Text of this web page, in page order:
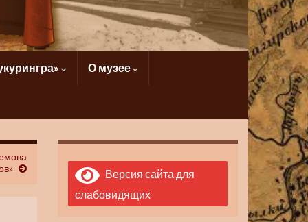
О музее
Версия сайта для
слабовидящих